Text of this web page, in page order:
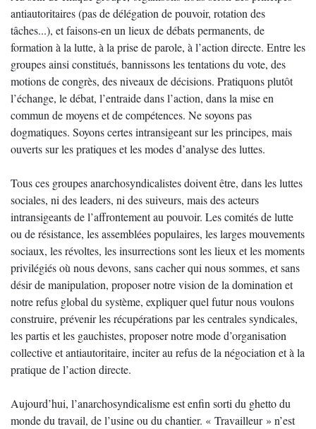
antiautoritaires (pas de délégation de pouvoir, rotation des
tâches...), et faisons-en un lieux de débats permanents, de
formation à la lutte, à la prise de parole, à l’action directe. Entre les
groupes ainsi constitués, bannissons les tentations du vote, des
motions de congrès, des niveaux de décisions. Pratiquons plutôt
l’échange, le débat, l’entraide dans l’action, dans la mise en
commun de moyens et de compétences. Ne soyons pas
dogmatiques. Soyons certes intransigeant sur les principes, mais
ouverts sur les pratiques et les modes d’analyse des luttes.
Tous ces groupes anarchosyndicalistes doivent être, dans les luttes
sociales, ni des leaders, ni des suiveurs, mais des acteurs
intransigeants de l’affrontement au pouvoir. Les comités de lutte
ou de résistance, les assemblées populaires, les larges mouvements
sociaux, les révoltes, les insurrections sont les lieux et les moments
privilégiés où nous devons, sans cacher qui nous sommes, et sans
désir de manipulation, proposer notre vision de la domination et
notre refus global du système, expliquer quel futur nous voulons
construire, prévenir les récupérations par les centrales syndicales,
les partis et les gauchistes, proposer notre mode d’organisation
collective et antiautoritaire, inciter au refus de la négociation et à la
pratique de l’action directe.
Aujourd’hui, l’anarchosyndicalisme est enfin sorti du ghetto du
monde du travail, de l’usine ou du chantier. « Travailleur » n’est